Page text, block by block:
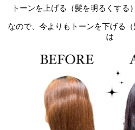
トーンを上げる（髪を明るくする
なので、今よりもトーンを下げる
は